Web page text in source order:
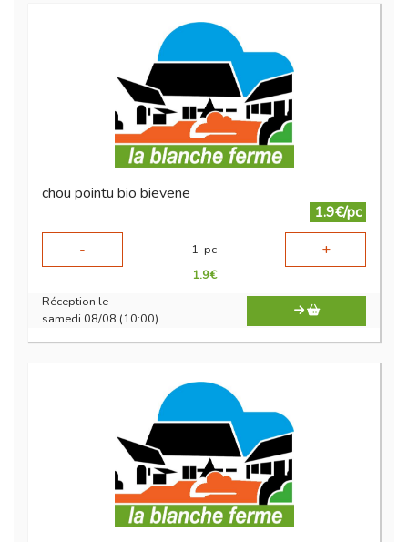
chou pointu bio bievene
1.9€/pc
-
1 pc +
1.9€
Réception le
samedi 08/08 (10:00)